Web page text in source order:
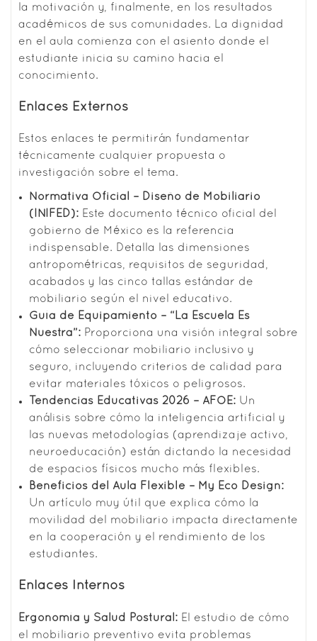
la motivación y, finalmente, en los resultados
académicos de sus comunidades. La dignidad
en el aula comienza con el asiento donde el
estudiante inicia su camino hacia el
conocimiento.
Enlaces Externos
Estos enlaces te permitirán fundamentar
técnicamente cualquier propuesta o
investigación sobre el tema.
Normativa Oficial – Diseño de Mobiliario
(INIFED): Este documento técnico oficial del
gobierno de México es la referencia
indispensable. Detalla las dimensiones
antropométricas, requisitos de seguridad,
acabados y las cinco tallas estándar de
mobiliario según el nivel educativo.
Guía de Equipamiento – “La Escuela Es
Nuestra”: Proporciona una visión integral sobre
cómo seleccionar mobiliario inclusivo y
seguro, incluyendo criterios de calidad para
evitar materiales tóxicos o peligrosos.
Tendencias Educativas 2026 – AFOE: Un
análisis sobre cómo la inteligencia artificial y
las nuevas metodologías (aprendizaje activo,
neuroeducación) están dictando la necesidad
de espacios físicos mucho más flexibles.
Beneficios del Aula Flexible – My Eco Design:
Un artículo muy útil que explica cómo la
movilidad del mobiliario impacta directamente
en la cooperación y el rendimiento de los
estudiantes.
Enlaces Internos
Ergonomía y Salud Postural: El estudio de cómo
el mobiliario preventivo evita problemas